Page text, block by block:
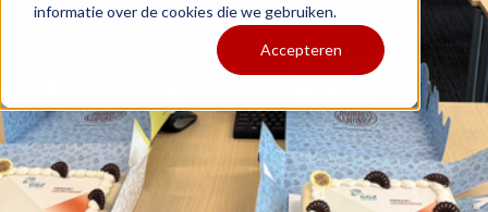
informatie over de cookies die we gebruiken.
Accepteren